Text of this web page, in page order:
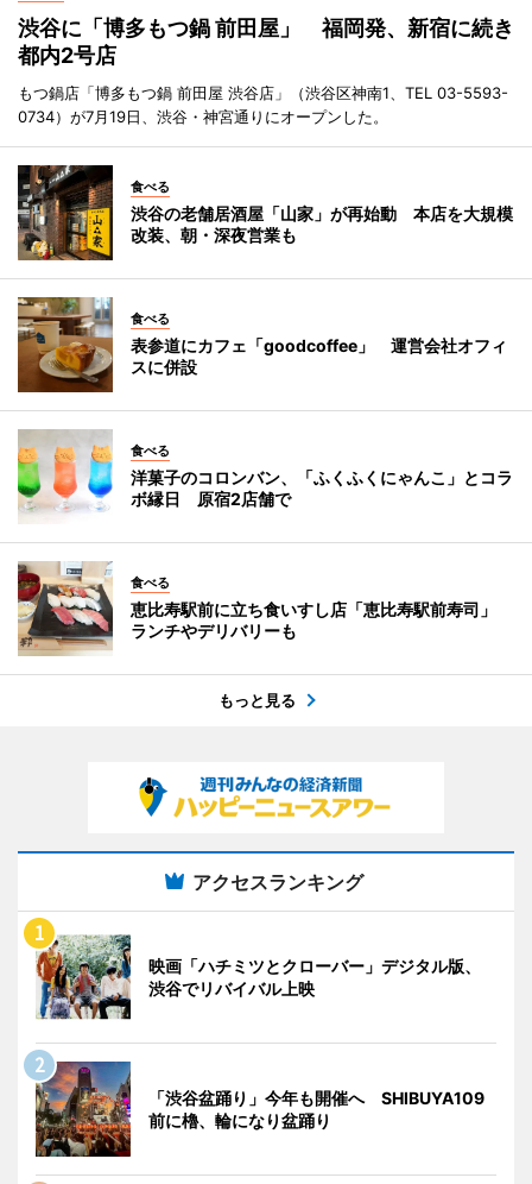
渋谷に「博多もつ鍋 前田屋」 福岡発、新宿に続き
都内2号店
もつ鍋店「博多もつ鍋 前田屋 渋谷店」（渋谷区神南1、TEL 03-5593-
0734）が7月19日、渋谷・神宮通りにオープンした。
食べる
渋谷の老舗居酒屋「山家」が再始動 本店を大規模
改装、朝・深夜営業も
食べる
表参道にカフェ「goodcoffee」 運営会社オフィ
スに併設
食べる
洋菓子のコロンバン、「ふくふくにゃんこ」とコラ
ボ縁日 原宿2店舗で
食べる
恵比寿駅前に立ち食いすし店「恵比寿駅前寿司」
ランチやデリバリーも
もっと見る
アクセスランキング
映画「ハチミツとクローバー」デジタル版、
渋谷でリバイバル上映
「渋谷盆踊り」今年も開催へ SHIBUYA109
前に櫓、輪になり盆踊り